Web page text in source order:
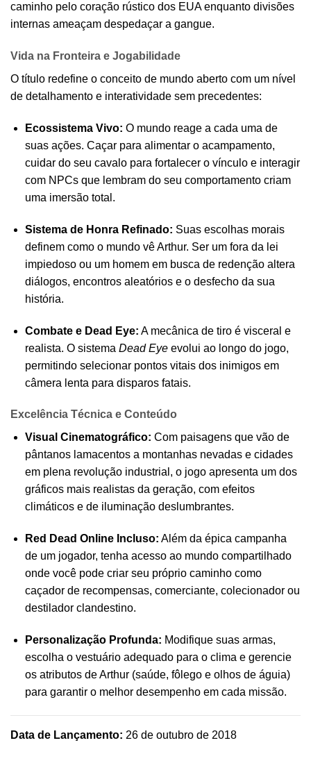
caminho pelo coração rústico dos EUA enquanto divisões
internas ameaçam despedaçar a gangue.
Vida na Fronteira e Jogabilidade
O título redefine o conceito de mundo aberto com um nível
de detalhamento e interatividade sem precedentes:
Ecossistema Vivo: O mundo reage a cada uma de
suas ações. Caçar para alimentar o acampamento,
cuidar do seu cavalo para fortalecer o vínculo e interagir
com NPCs que lembram do seu comportamento criam
uma imersão total.
Sistema de Honra Refinado: Suas escolhas morais
definem como o mundo vê Arthur. Ser um fora da lei
impiedoso ou um homem em busca de redenção altera
diálogos, encontros aleatórios e o desfecho da sua
história.
Combate e Dead Eye: A mecânica de tiro é visceral e
realista. O sistema Dead Eyeevolui ao longo do jogo,
permitindo selecionar pontos vitais dos inimigos em
câmera lenta para disparos fatais.
Excelência Técnica e Conteúdo
Visual Cinematográfico: Com paisagens que vão de
pântanos lamacentos a montanhas nevadas e cidades
em plena revolução industrial, o jogo apresenta um dos
gráficos mais realistas da geração, com efeitos
climáticos e de iluminação deslumbrantes.
Red Dead Online Incluso: Além da épica campanha
de um jogador, tenha acesso ao mundo compartilhado
onde você pode criar seu próprio caminho como
caçador de recompensas, comerciante, colecionador ou
destilador clandestino.
Personalização Profunda: Modifique suas armas,
escolha o vestuário adequado para o clima e gerencie
os atributos de Arthur (saúde, fôlego e olhos de águia)
para garantir o melhor desempenho em cada missão.
Data de Lançamento: 26 de outubro de 2018